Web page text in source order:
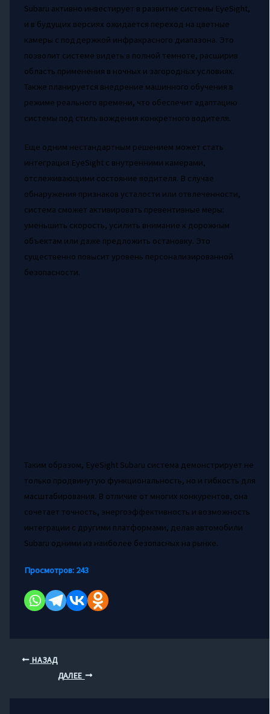
Subaru активно инвестирует в развитие системы EyeSight,
и в будущих версиях ожидается переход на цветные
камеры с поддержкой инфракрасного диапазона. Это
позволит системе видеть в полной темноте, расширив
область применения в ночных и загородных условиях.
Также планируется внедрение машинного обучения в
режиме реального времени, что обеспечит адаптацию
системы под стиль вождения конкретного водителя.
Еще одним нестандартным решением может стать
интеграция EyeSight с внутренними камерами,
отслеживающими состояние водителя. В случае
обнаружения признаков усталости или отвлеченности,
система сможет активировать превентивные меры:
уменьшить скорость, усилить внимание к дорожным
объектам или даже предложить остановку. Это
существенно повысит уровень персонализированной
безопасности.
Таким образом, EyeSight Subaru система демонстрирует не
только продвинутую функциональность, но и гибкость для
масштабирования. В отличие от многих конкурентов, она
сочетает точность, энергоэффективность и возможность
интеграции с другими платформами, делая автомобили
Subaru одними из наиболее безопасных на рынке.
Просмотров: 243
НАЗАД
ДАЛЕЕ